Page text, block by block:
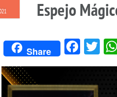
Espejo
Share